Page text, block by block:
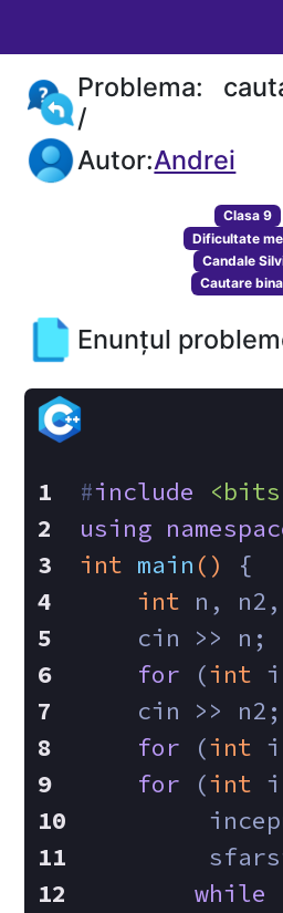
Problema:
/
Autor:Andrei
Clasa 9
Dificultate
Candale
Cautare
Enunțul
#include
using
int main ()
{
int n,
    cin >> n;
for (int i
    cin >> n2;
for (int i
for (int i
while